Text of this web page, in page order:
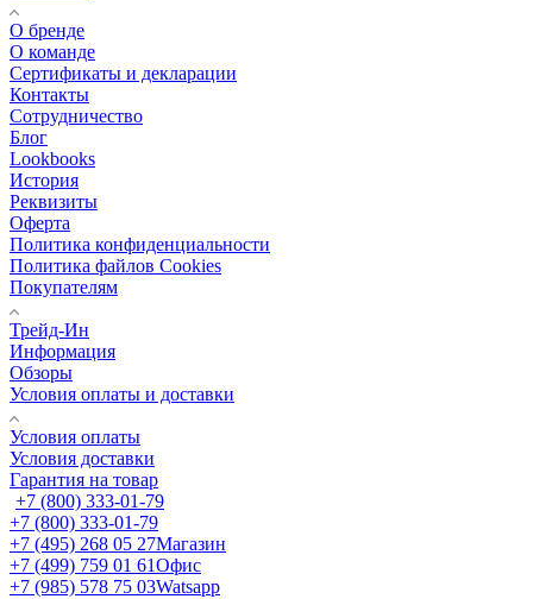
О бренде
О команде
Сертификаты и декларации
Контакты
Сотрудничество
Блог
Lookbooks
История
Реквизиты
Оферта
Политика конфиденциальности
Политика файлов Cookies
Покупателям
Трейд-Ин
Информация
Обзоры
Условия оплаты и доставки
Условия оплаты
Условия доставки
Гарантия на товар
+7 (800) 333-01-79
+7 (800) 333-01-79
+7 (495) 268 05 27Магазин
+7 (499) 759 01 61Офис
+7 (985) 578 75 03Watsapp